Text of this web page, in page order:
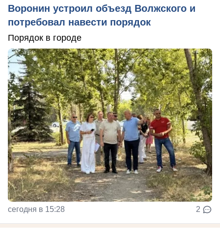
Воронин устроил объезд Волжского и
потребовал навести порядок
Порядок в городе
сегодня в 15:28 2